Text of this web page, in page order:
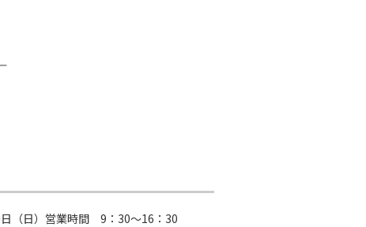
（日）営業時間 9：30～16：30